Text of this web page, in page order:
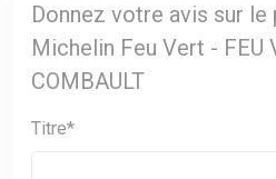
Donnez votre avis sur le
Michelin Feu Vert - FEU
COMBAULT
Titre*